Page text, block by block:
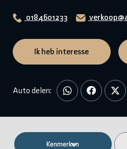
0184601233
Ik heb interesse
Auto delen:
Kenmerken